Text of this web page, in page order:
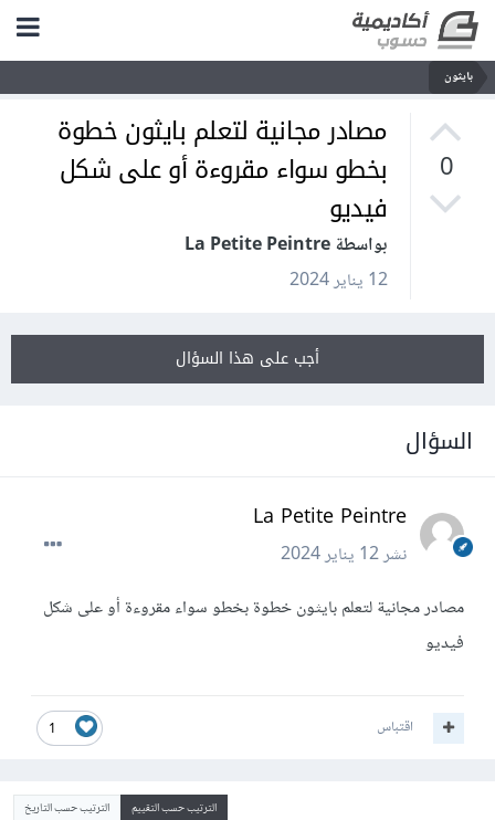
بايثون
0
مصادر مجانية لتعلم بايثون خطوة
بخطو سواء مقروءة أو على شكل
فيديو
بواسطة La Petite Peintre
12 يناير 2024
أجب على هذا السؤال
السؤال
La Petite Peintre
نشر12 يناير 2024
مصادر مجانية لتعلم بايثون خطوة بخطو سواء مقروءة أو على شكل
فيديو
1 اقتباس
الترتيب حسب التقييم الترتيب حسب التاريخ